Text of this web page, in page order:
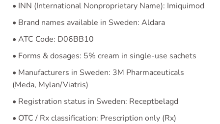
• INN (International Nonproprietary Name): Imiquimod
• Brand names available in Sweden: Aldara
• ATC Code: D06BB10
• Forms & dosages: 5% cream in single-use sachets
• Manufacturers in Sweden: 3M Pharmaceuticals
(Meda, Mylan/Viatris)
• Registration status in Sweden: Receptbelagd
• OTC / Rx classification: Prescription only (Rx)